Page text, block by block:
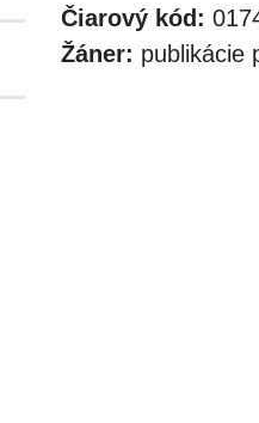
Čiarový kód:
Žáner: publikácie